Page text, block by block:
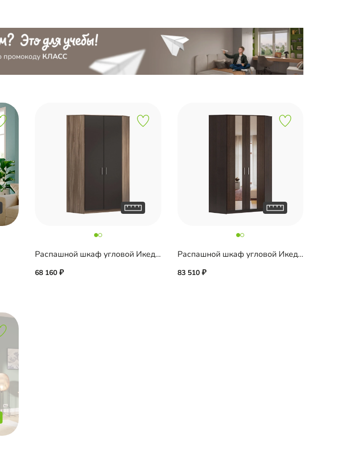
Распашной шкаф угловой Икеда-1
68 160
Распашной шкаф угловой Икеда-4
83 510